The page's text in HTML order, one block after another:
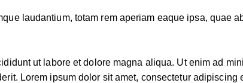
laudantium, totam rem aperiam eaque ipsa, quae
ut labore et dolore magna aliqua. Ut enim ad
Lorem ipsum dolor sit amet, consectetur adipiscing